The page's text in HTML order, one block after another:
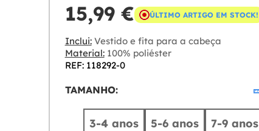
15,99 € ÚLTIMO ARTIGO EM STOCK!
Inclui:Vestido e fita para a cabeça
Material:100% poliéster
REF: 118292-0
TAMANHO:
3-4 anos 5-6 anos 7-9 anos